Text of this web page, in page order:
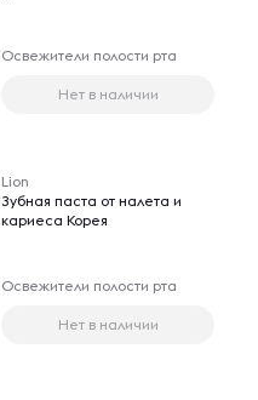
Освежители полости рта
Нет в наличии
Lion
Зубная паста от налета и
кариеса Корея
Освежители полости рта
Нет в наличии